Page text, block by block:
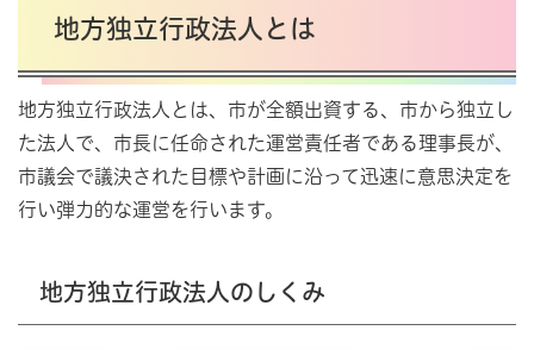
地方独立行政法人とは
地方独立行政法人とは、市が全額出資する、市から独立し
た法人で、市長に任命された運営責任者である理事長が、
市議会で議決された目標や計画に沿って迅速に意思決定を
行い弾力的な運営を行います。
地方独立行政法人のしくみ